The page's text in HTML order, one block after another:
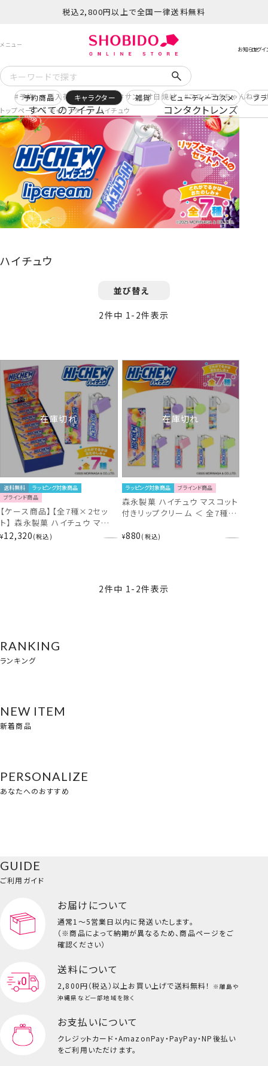
税込2,800円以上で全国一律送料無料
予約 再入荷 ヒロアカ サンリオ日焼け コスメヲタちゃんねる
すべてのアイテム コンタクトレンズ
予約商品 キャラクター 雑貨 ビューティーコスメ ブ
トップページ キャラクター ハイチュウ
ハイチュウ
並び替え
2件中 1 - 2件表示
在庫切れ
送料無料
ラッピング対象商品
ブラインド商品
【ケース商品】【全7種×2セッ
ト】 森永製菓 ハイチュウ マスコ
ット付きリップクリームセット ＜
¥12,320 税込
在庫切れ
ラッピング対象商品 ブラインド商品
森永製菓 ハイチュウ マスコット
付きリップクリーム ＜ 全7種
¥880 税込
2件中 1- 2件表示
RANKING
ランキング
NEW ITEM
新着商品
PERSONALIZE
あなたへのおすすめ
GUIDE
ご利用ガイド
お届けについて
通常1～5営業日以内に発送いたします。
（※商品によって納期が異なるため、商品ページをご
確認ください）
送料について
2,800円（税込）以上お買い上げで送料無料！
※離島や
沖縄県など一部地域を除く
お支払いについて
クレジットカード・AmazonPay・PayPay・NP後払い
をご利用いただけます。